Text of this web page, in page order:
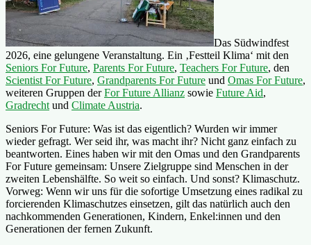
Das Südwindfest
2026, eine gelungene Veranstaltung. Ein ‚Festteil Klima‘ mit den
Seniors For Future, Parents For Future, Teachers For Future, den
Scientist For Future, Grandparents For Future und Omas For Future,
weiteren Gruppen derFor Future Allianz sowie Future Aid,
Gradrecht und Climate Austria.
Seniors For Future: Was ist das eigentlich? Wurden wir immer
wieder gefragt. Wer seid ihr, was macht ihr? Nicht ganz einfach zu
beantworten. Eines haben wir mit den Omas und den Grandparents
For Future gemeinsam: Unsere Zielgruppe sind Menschen in der
zweiten Lebenshälfte. So weit so einfach. Und sonst? Klimaschutz.
Vorweg: Wenn wir uns für die sofortige Umsetzung eines radikal zu
forcierenden Klimaschutzes einsetzen, gilt das natürlich auch den
nachkommenden Generationen, Kindern, Enkel:innen und den
Generationen der fernen Zukunft.